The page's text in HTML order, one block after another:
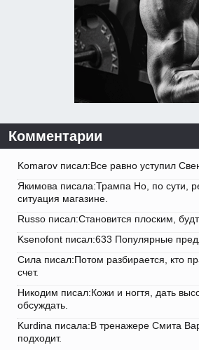
Комментарии
Komarov писал:Все равно уступил
Якимова писала:Трампа Но, по сути,
ситуация магазине.
Russo писал:Становится плоским,
Ksenofont писал:633 Популярные
Сила писал:Потом разбирается, кто
счет.
Никодим писал:Кожи и ногтя, дать
обсуждать.
Kurdina писала:В тренажере Смита
подходит.